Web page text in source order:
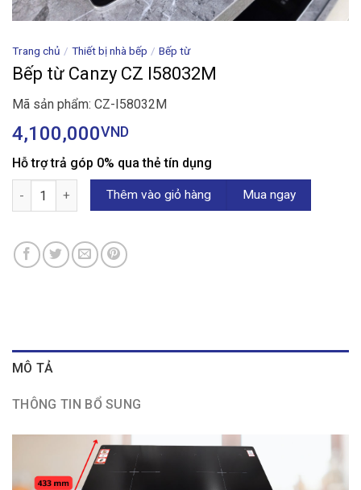
Trang chủ / Thiết bị nhà bếp / Bếp từ
Bếp từ Canzy CZ I58032M
Mã sản phẩm: CZ-I58032M
4,100,000VND
Hỗ trợ trả góp 0% qua thẻ tín dụng
Bếp từ Canzy CZ I58032M số lượng
Thêm vào giỏ hàng Mua ngay
MÔ TẢ
THÔNG TIN BỔ SUNG